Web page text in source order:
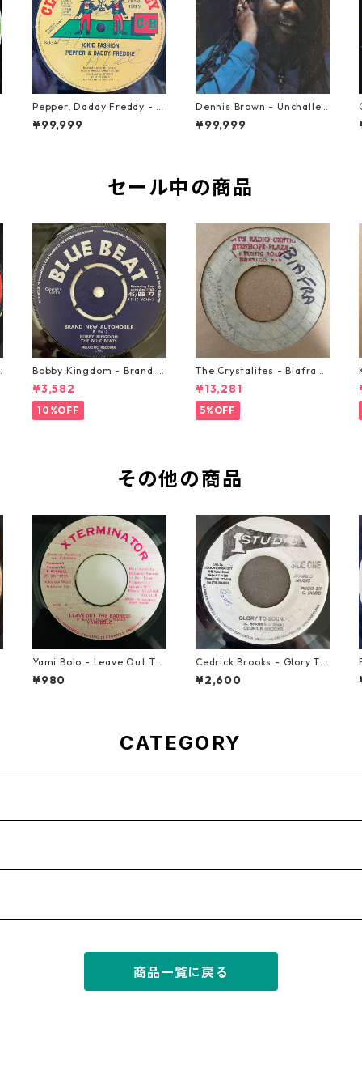
Pepper, Daddy Freddy - Ic
kie Fashion【12-50044】
¥99,999
Dennis Brown - Unchallen
ged【LP-70046】
¥99,999
セール中の商品
Bobby Kingdom - Brand N
ew Automobile【7-2088
9】
¥3,582
10%OFF
The Crystalites - Biafra
【7-21293】
¥13,281
5%OFF
その他の商品
Yami Bolo - Leave Out Th
e Badness 【7-10916】
¥980
Cedrick Brooks - Glory To
Sounds【7-21786】
¥2,600
CATEGORY
商品一覧に戻る